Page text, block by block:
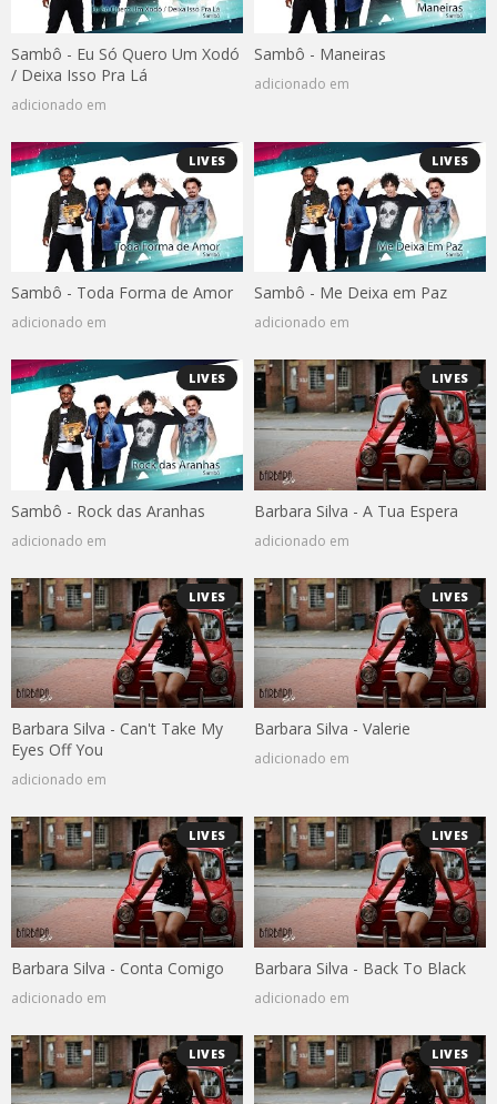
Sambô - Eu Só Quero Um Xodó
/ Deixa Isso Pra Lá
adicionado em
Sambô - Maneiras
adicionado em
LIVES
Sambô - Toda Forma de Amor
adicionado em
LIVES
Sambô - Me Deixa em Paz
adicionado em
LIVES
Sambô - Rock das Aranhas
adicionado em
LIVES
Barbara Silva - A Tua Espera
adicionado em
LIVES
Barbara Silva - Can't Take My
Eyes Off You
adicionado em
LIVES
Barbara Silva - Valerie
adicionado em
LIVES
Barbara Silva - Conta Comigo
adicionado em
LIVES
Barbara Silva - Back To Black
adicionado em
LIVES LIVES